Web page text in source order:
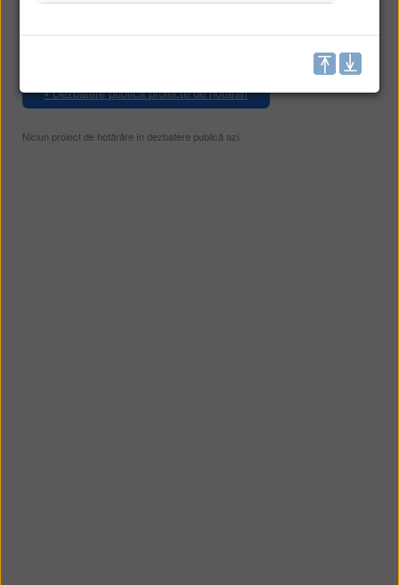
• Lista HCL • Registru HCL
• Dezbatere publică proiecte de hotărâri
Niciun proiect de hotărâre în dezbatere publică azi.